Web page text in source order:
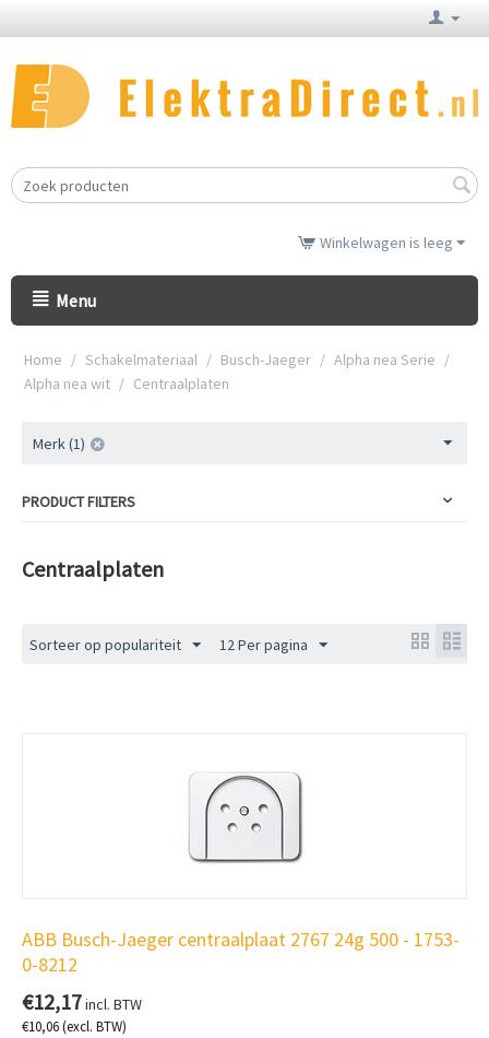
Winkelwagen is leeg
Menu
Home / Schakelmateriaal / Busch-Jaeger / Alpha nea Serie /
Alpha nea wit / Centraalplaten
Merk (1)
PRODUCT FILTERS
Centraalplaten
Sorteer op populariteit 12 Per pagina
ABB Busch-Jaeger centraalplaat 2767 24g 500 - 1753-
0-8212
€12,17incl. BTW
€10,06(excl. BTW)